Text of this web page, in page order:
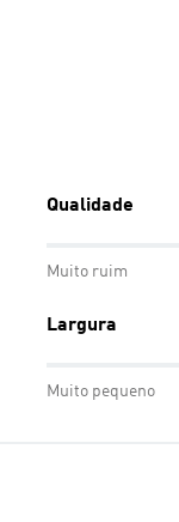
Qualidade
Muito ruim
Largura
Muito pequeno